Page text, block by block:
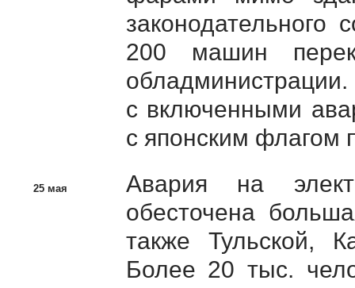
законодательного
200 машин
с включенными
с японским флагом
25 мая
Авария на
обесточена
также Тульской,
Более 20 тыс.